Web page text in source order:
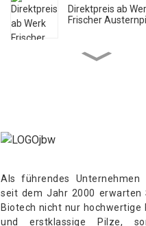
Direktpreis ab
Frischer
Qihe kultiviert
Als führendes Unternehmen
seit dem Jahr 2000 erwarten
Biotech nicht nur hochwertige
und erstklassige Pilze,